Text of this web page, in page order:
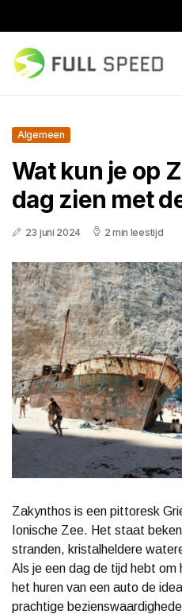
Algemeen
Wat kun je op
dag zien met
23 juni 2024 2 min leestijd
Zakynthos is een pittoresk
Ionische Zee. Het staat
stranden, kristalheldere
Als je een dag de tijd hebt om
het huren van een auto de
prachtige